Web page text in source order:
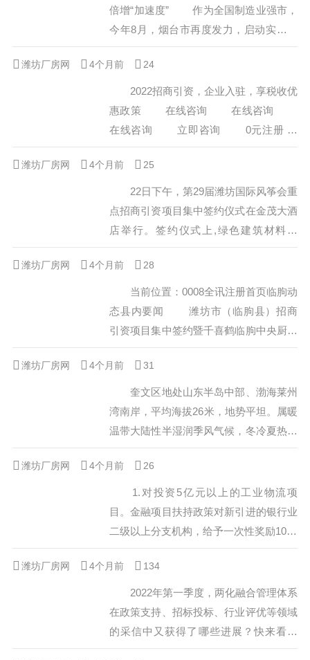
上游产业-生物医用材料发展现状...
倍增“加速度” 作为全国制造业强市，
今年8月，烟台市再度发力，启动实施企
业倍增计划，筛选了200家规模以上制造
业企业作为重点倍增培育企业，在倍增发
展、创新发展、链式发展、融合发展、绿
色发展等十个方面给予企业重点支持，不
断提高产品附加值和市场占有率，实现企
业内涵式倍增发展，推动全市先进制造业
再上新台阶。在启动实施倍增计划时，烟
潍坊厂房网 4个月前 24
2022招商引资，企业入驻，享税收优
惠政策 在线咨询 在线咨询
在线咨询 立即咨询 0元注册
协助申请总部政策，叠加享受高新补贴
以及上市奖励等优惠政策， 了解详
情 欢迎贸易、服务、房地产、电商
等企业考察、入驻...
潍坊厂房网 4个月前 25
22日下午，第29届潍坊国际风筝会重
点招商引资项目集中签约仪式在金茂大酒
店举行。签约仪式上,绿色建筑材料项
目、新能源汽车组装及零配件制造基地项
目、奎文区“三王”片区开发项目等29个招
商引资项目集中签约，合同利用市外资金
227.2亿元。 潍坊国际风筝会从1984
年开始举办，一年一度，届届出新，成为
潍坊扩大开放的重要窗口和独具魅力的城
市名片。第29届风筝会坚持“风...
潍坊厂房网 4个月前 28
当前位置：0008全讯注册首页临朐动
态县内要闻 潍坊市（临朐县）招商
引资项目集中签约暨千喜鹤临朐中央厨房
项目开工活动举行 9月27日，市委、
市政府在临朐县隆重举行全市招商引资项
目集中签约暨千喜鹤临朐中央厨房项目开
工活动。这是继在高新区之后全市组织的
第二次项目集中签约，也是落实市委“以
项目建设之进，支撑经济发展之稳”的具
体举措，进一步吹响了只争朝夕、大干
潍坊厂房网 4个月前 31
奎文区地处山东半岛中部、渤海莱州
湾南岸，平均海拔26米，地势平坦。属暖
温带大陆性半湿润季风气候，冬冷夏热，
四季分明，阳光充足。年平均气温12.
3℃，平均降水量700mm。奎文区地处世
界风筝都──潍坊市的中心城区，是中共
潍坊市委、市政府和市直机关所在地，是
潍坊市的政治、经济和文化中心。1994年
9月经国务院批准正式成立，因建于清代
的“奎文门”而得名。2003年，辖区面积71
平方千米，...
潍坊厂房网 4个月前 26
1.对投资5亿元以上的工业物流项
目。金融项目扶持政策对新引进的银行业
二级以上分支机构，给予一次性奖励1000
万元；对新引进的区级银行业金融机构，
在保税区设置分支机构的，给予一次性奖
励300万元。 2.积极做好跨关区通
关、区区联动、先入区后报关等改革试点
工作，韩都衣舍就看到了直播带来的商业
机会，斥资打造专业演播室，已集聚世界
潍坊厂房网 4个月前 134
2022年第一季度，两化融合管理体系
在政策支持、招标投标、行业评优等领域
的采信中又获得了哪些进展？快来看看
吧！ 据不完全统计，2022年第一季